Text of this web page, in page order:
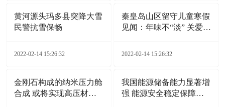
黄河源头玛多县突降大雪
民警抗雪保畅
2022-02-14 15:26:32
秦皇岛山区留守儿童寒假
见闻：年味不“淡” 关爱
2022-02-14 15:26:32
金刚石构成的纳米压力舱
合成 或将实现高压材料
我国能源储备能力显著增
强 能源安全稳定保障能